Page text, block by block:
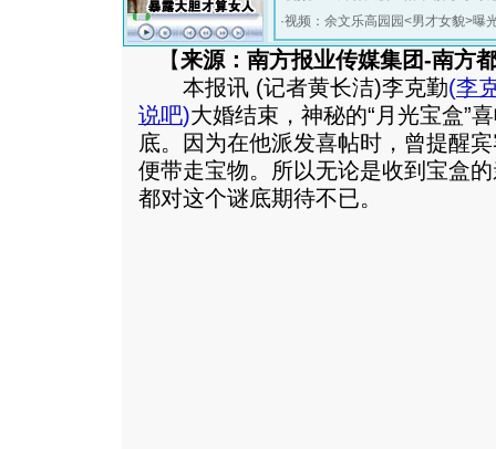
·视频：余文乐高园园<男才女貌>曝
【来源：南方报业传媒集团-南方
本报讯 (记者黄长洁)李克勤(李
说吧)大婚结束，神秘的“月光宝盒”
底。因为在他派发喜帖时，曾提醒
便带走宝物。所以无论是收到宝盒
都对这个谜底期待不已。